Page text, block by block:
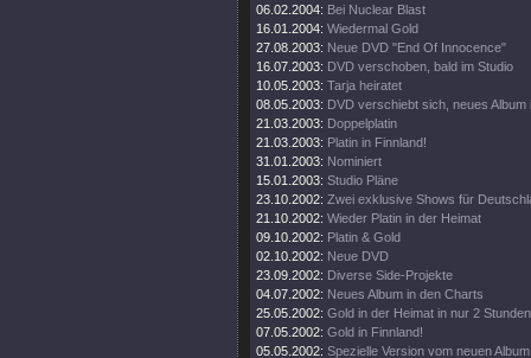
06.02.2004: Bei Nuclear Blast
16.01.2004: Wiedermal Gold
27.08.2003: Neue DVD "End Of Innocence"
16.07.2003: DVD verschoben, bald im Studio
10.05.2003: Tarja heiratet
08.05.2003: DVD verschiebt sich, neues Album
21.03.2003: Doppelplatin
21.03.2003: Platin in Finnland!
31.01.2003: Nominiert
15.01.2003: Studio Pläne
23.10.2002: Zwei exklusive Shows für
21.10.2002: Wieder Platin in der Heimat
09.10.2002: Platin & Gold
02.10.2002: Neue DVD
23.09.2002: Diverse Side-Projekte
04.07.2002: Neues Album in den Charts
25.05.2002: Gold in der Heimat in nur 2 Stunden
07.05.2002: Gold in Finnland!
05.05.2002: Spezielle Version vom neuen Album